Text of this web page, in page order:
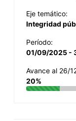
Eje temático:
Integridad
Período:
01/09/2025 -
Avance al 26/
20%